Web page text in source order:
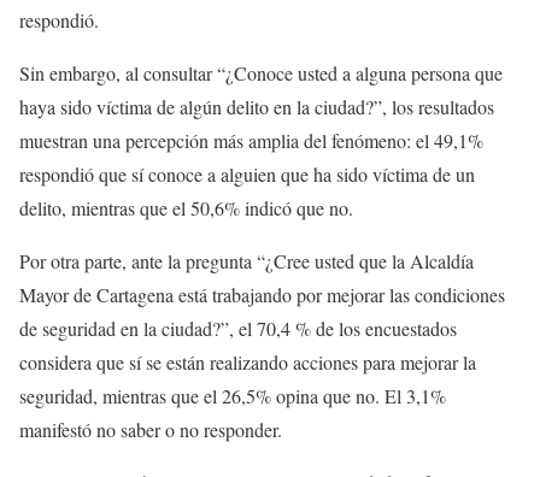
respondió.
Sin embargo, al consultar “¿Conoce usted a alguna persona que
haya sido víctima de algún delito en la ciudad?”, los resultados
muestran una percepción más amplia del fenómeno: el 49,1%
respondió que sí conoce a alguien que ha sido víctima de un
delito, mientras que el 50,6% indicó que no.
Por otra parte, ante la pregunta “¿Cree usted que la Alcaldía
Mayor de Cartagena está trabajando por mejorar las condiciones
de seguridad en la ciudad?”, el 70,4 % de los encuestados
considera que sí se están realizando acciones para mejorar la
seguridad, mientras que el 26,5% opina que no. El 3,1%
manifestó no saber o no responder.